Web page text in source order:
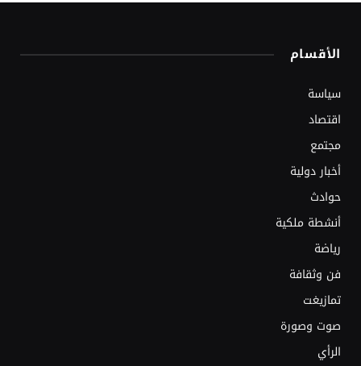
الأقسام
سياسة
اقتصاد
مجتمع
أخبار دولية
حوادث
أنشطة ملكية
رياضة
فن وثقافة
تمازيغت
صوت وصورة
الرأي